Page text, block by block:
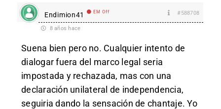
Endimion41 EM Off #588708
8 años hace
Suena bien pero no. Cualquier intento de
dialogar fuera del marco legal seria
impostada y rechazada, mas con una
declaración unilateral de independencia,
seguiria dando la sensación de chantaje. Yo